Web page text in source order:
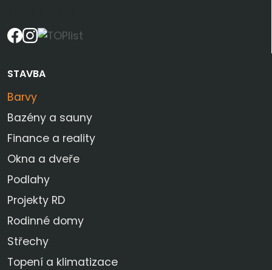
STAVBA
Barvy
Bazény a sauny
Finance a reality
Okna a dveře
Podlahy
Projekty RD
Rodinné domy
Střechy
Topení a klimatizace